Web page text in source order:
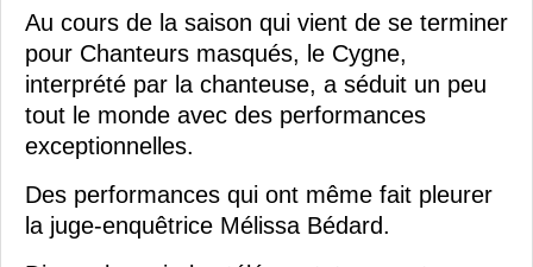
Au cours de la saison qui vient de se terminer
pour Chanteurs masqués, le Cygne,
interprété par la chanteuse, a séduit un peu
tout le monde avec des performances
exceptionnelles.
Des performances qui ont même fait pleurer
la juge-enquêtrice Mélissa Bédard.